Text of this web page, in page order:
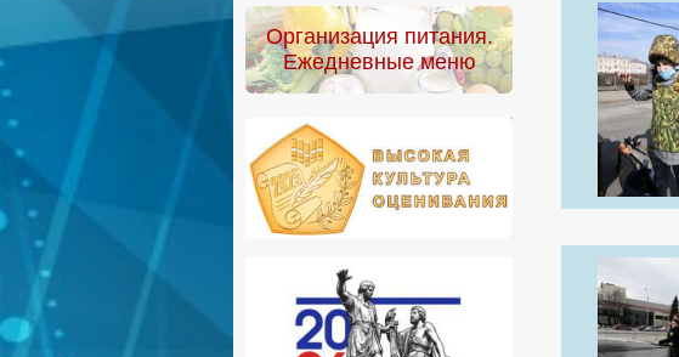
Организация питания.
Ежедневные меню